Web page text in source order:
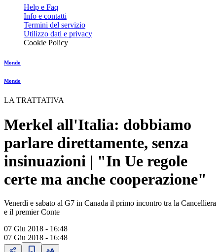
Help e Faq
Info e contatti
Termini del servizio
Utilizzo dati e privacy
Cookie Policy
Mondo
Mondo
LA TRATTATIVA
Merkel all'Italia: dobbiamo
parlare direttamente, senza
insinuazioni | "In Ue regole
certe ma anche cooperazione"
Venerdì e sabato al G7 in Canada il primo incontro tra la Cancelliera
e il premier Conte
07 Giu 2018 - 16:48
07 Giu 2018 - 16:48